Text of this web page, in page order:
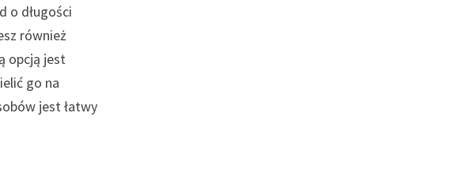
o długości
również
opcją jest
go na
jest łatwy